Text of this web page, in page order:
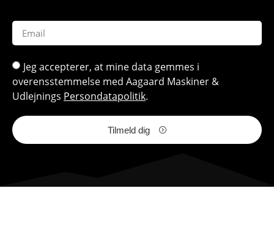
Jeg accepterer, at mine data gemmes i
overensstemmelse med Aagaard Maskiner &
Udlejnings Persondatapolitik.
Tilmeld dig